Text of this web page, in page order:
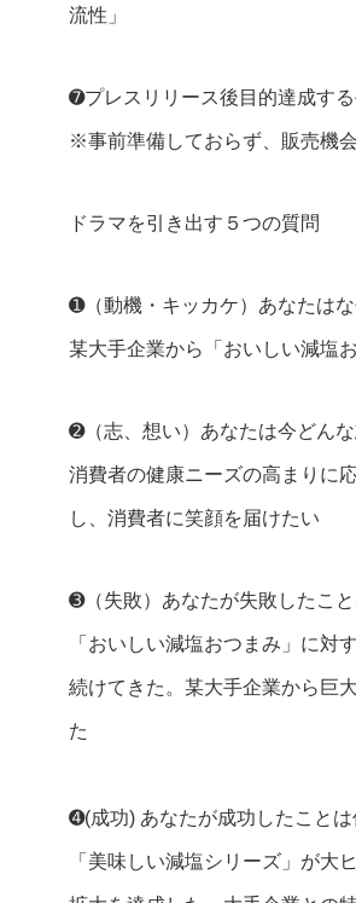
流性」
➐プレスリリース後目的達成す
※事前準備しておらず、販売機
ドラマを引き出す５つの質問
➊（動機・キッカケ）あなたは
某大手企業から「おいしい減塩
➋（志、想い）あなたは今どん
消費者の健康ニーズの高まりに
し、消費者に笑顔を届けたい
➌（失敗）あなたが失敗したこ
「おいしい減塩おつまみ」に対
続けてきた。某大手企業から巨
た
➍(成功) あなたが成功したこと
「美味しい減塩シリーズ」が大